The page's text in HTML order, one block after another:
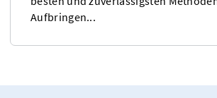
Aufbringen...